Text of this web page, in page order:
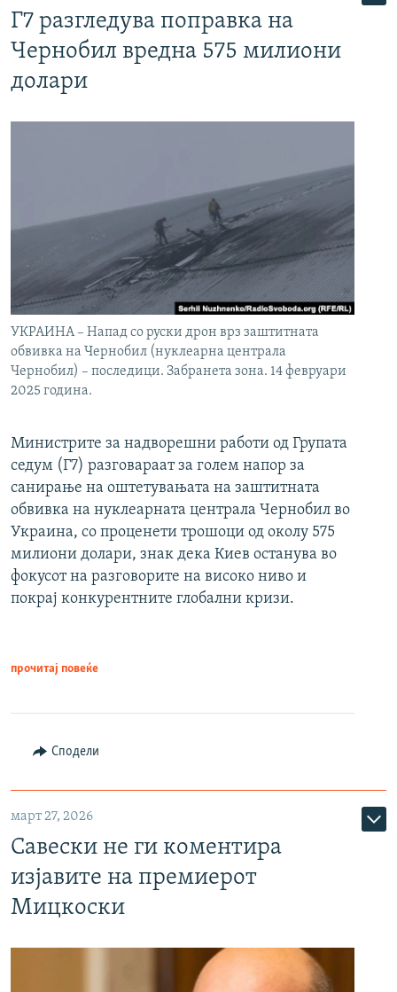
Г7 разгледува поправка на
Чернобил вредна 575 милиони
долари
УКРАИНА – Напад со руски дрон врз заштитната
обвивка на Чернобил (нуклеарна централа
Чернобил) – последици. Забранета зона. 14 февруари
2025 година.
Министрите за надворешни работи од Групата
седум (Г7) разговараат за голем напор за
санирање на оштетувањата на заштитната
обвивка на нуклеарната централа Чернобил во
Украина, со проценети трошоци од околу 575
милиони долари, знак дека Киев останува во
фокусот на разговорите на високо ниво и
покрај конкурентните глобални кризи.
прочитај повеќе
Сподели
март 27, 2026
Савески не ги коментира
изјавите на премиерот
Мицкоски